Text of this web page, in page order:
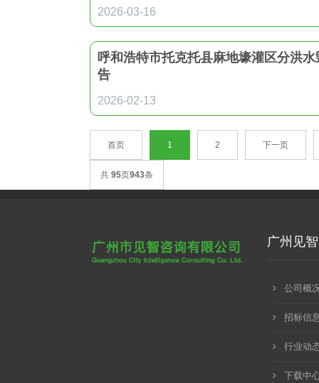
2026-03-16
呼和浩特市托克托县麻地壕灌区分洪
告
2026-02-13
首页 1 2 下一页
共 95页943条
广州见智
公司概
招标信
行业动
下载中